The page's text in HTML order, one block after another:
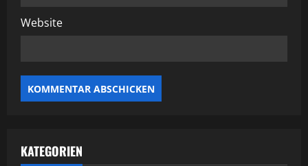
n
Website
KATEGORIEN